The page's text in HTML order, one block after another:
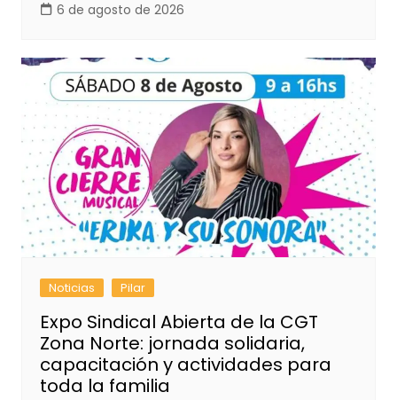
6 de agosto de 2026
Noticias Pilar
Expo Sindical Abierta de la CGT
Zona Norte: jornada solidaria,
capacitación y actividades para
toda la familia